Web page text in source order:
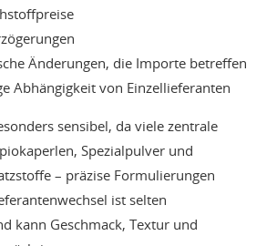
Änderungen, die Importe betreffen
Abhängigkeit von Einzellieferanten
sensibel, da viele zentrale
Spezialpulver und
– präzise Formulierungen
ist selten
kann Geschmack, Textur und